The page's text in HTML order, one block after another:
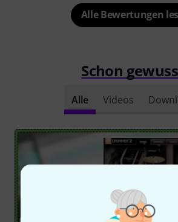
Alle Bewertungen
Schon
Alle Videos